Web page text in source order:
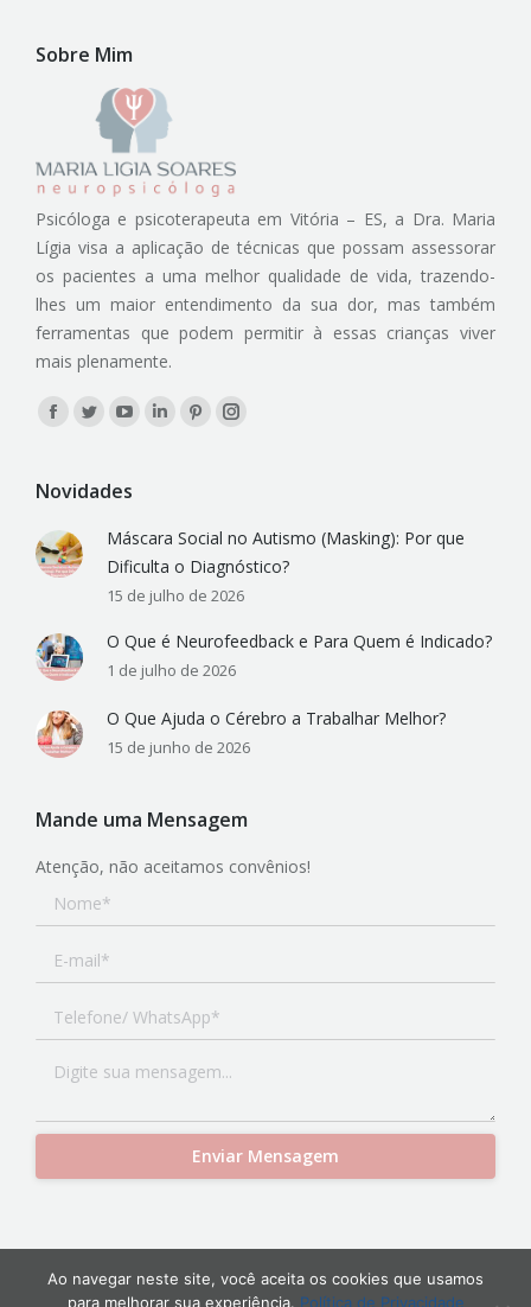
Sobre Mim
Psicóloga e psicoterapeuta em Vitória – ES, a Dra. Maria
Lígia visa a aplicação de técnicas que possam assessorar
os pacientes a uma melhor qualidade de vida, trazendo-
lhes um maior entendimento da sua dor, mas também
ferramentas que podem permitir à essas crianças viver
mais plenamente.
Encontre-nos em:
Facebook
TwitterYouTubeLinkedinPinterestInstagram
Novidades
Máscara Social no Autismo (Masking): Por que
Dificulta o Diagnóstico?
15 de julho de 2026
O Que é Neurofeedback e Para Quem é Indicado?
1 de julho de 2026
O Que Ajuda o Cérebro a Trabalhar Melhor?
15 de junho de 2026
Mande uma Mensagem
Atenção, não aceitamos convênios!
Drª Maria Lígia Soares | Todos os Direitos Reservados
Ao navegar neste site, você aceita os cookies que usamos
para melhorar sua experiência. Política de Privacidade